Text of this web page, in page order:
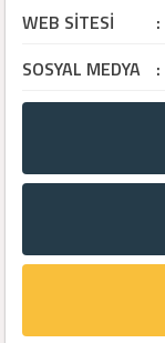
WEB SİTESİ :
SOSYAL MEDYA :